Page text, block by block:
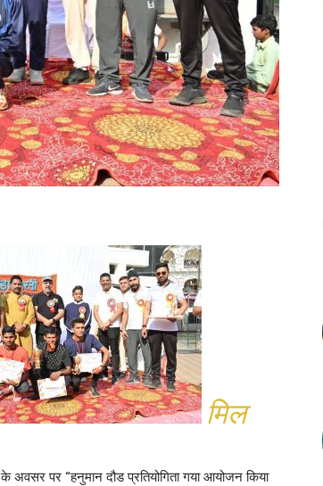
मिल
के अवसर पर “हनुमान दौड प्रतियोगिता गया आयोजन किया